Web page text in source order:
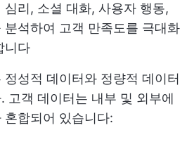
심리, 소셜 대화, 사용자 행동,
분석하여 고객 만족도를 극대화
니다
성적 데이터와 정량적 데이터
고객 데이터는 내부 및 외부에
합되어 있습니다: